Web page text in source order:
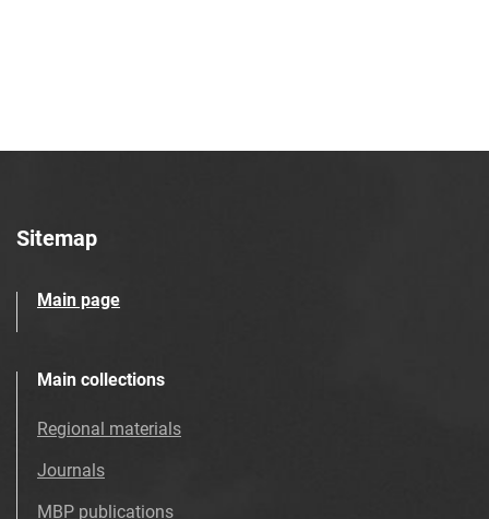
Sitemap
Main page
Main collections
Regional materials
Journals
MBP publications